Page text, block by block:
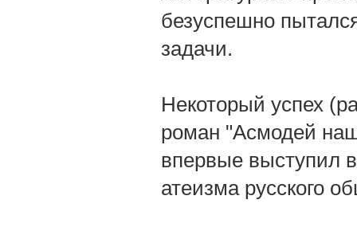
безуспешно
задачи.
Некоторый успех
роман "Асмодей
впервые выступил
атеизма русского